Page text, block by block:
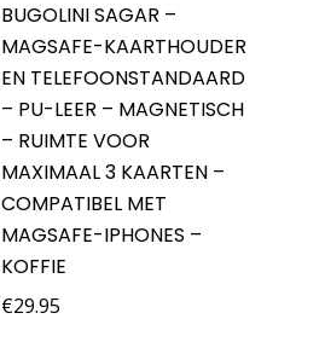
BUGOLINI SAGAR –
MAGSAFE-KAARTHOUDER
EN TELEFOONSTANDAARD
– PU-LEER – MAGNETISCH
– RUIMTE VOOR
MAXIMAAL 3 KAARTEN –
COMPATIBEL MET
MAGSAFE-IPHONES –
KOFFIE
€29.95